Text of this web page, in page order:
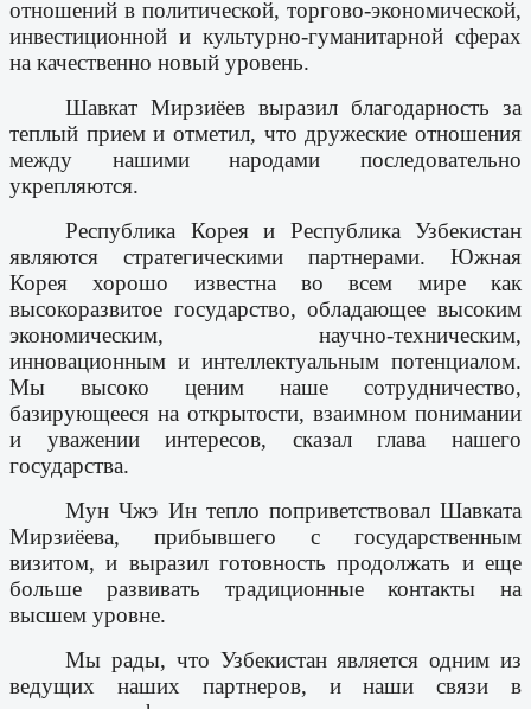
отношений в политической, торгово-экономической,
инвестиционной и культурно-гуманитарной сферах
на качественно новый уровень.
Шавкат Мирзиёев выразил благодарность за
теплый прием и отметил, что дружеские отношения
между нашими народами последовательно
укрепляются.
Республика Корея и Республика Узбекистан
являются стратегическими партнерами. Южная
Корея хорошо известна во всем мире как
высокоразвитое государство, обладающее высоким
экономическим, научно-техническим,
инновационным и интеллектуальным потенциалом.
Мы высоко ценим наше сотрудничество,
базирующееся на открытости, взаимном понимании
и уважении интересов, сказал глава нашего
государства.
Мун Чжэ Ин тепло поприветствовал Шавката
Мирзиёева, прибывшего с государственным
визитом, и выразил готовность продолжать и еще
больше развивать традиционные контакты на
высшем уровне.
Мы рады, что Узбекистан является одним из
ведущих наших партнеров, и наши связи в